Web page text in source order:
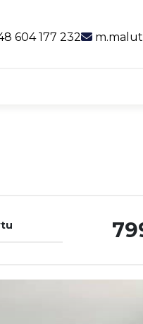
link
604 177 232